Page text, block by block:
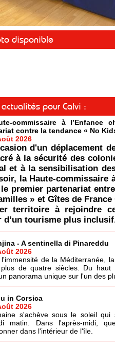
disponible
pour Calvi :
commissaire à
contre la tendance « No
2026
d'un déplacement
à la sécurité des
et à la sensibilisation
la Haute-commissaire
premier partenariat
» et Gîtes de
territoire à rejoindre
d’un tourisme plus
- A sentinella di Pinareddu
2026
de la Méditerranée,
de quatre siècles. Du
panorama unique sur l'un des
in Corsica
2026
s'achève sous le soleil
matin. Dans l'après-midi,
dans l'intérieur de l'île.